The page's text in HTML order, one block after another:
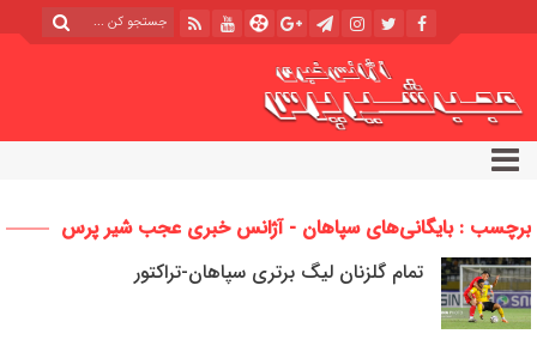
برچسب : بایگانی‌های سپاهان - آژانس خبری عجب شیر پرس
تمام گلزنان لیگ‌ برتری سپاهان-تراکتور